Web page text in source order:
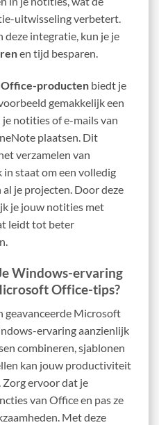
uitwisseling verbetert.
deze integratie, kun je je
en tijd besparen.
producten biedt je
gemakkelijk een
notities of e-mails van
plaatsen. Dit
verzamelen van
in staat om een volledig
je projecten. Door deze
je jouw notities met
leidt tot beter
Windows-ervaring
Office-tips?
geavanceerde Microsoft
ervaring aanzienlijk
combineren, sjablonen
kan jouw productiviteit
Zorg ervoor dat je
van Office en pas ze
Met deze